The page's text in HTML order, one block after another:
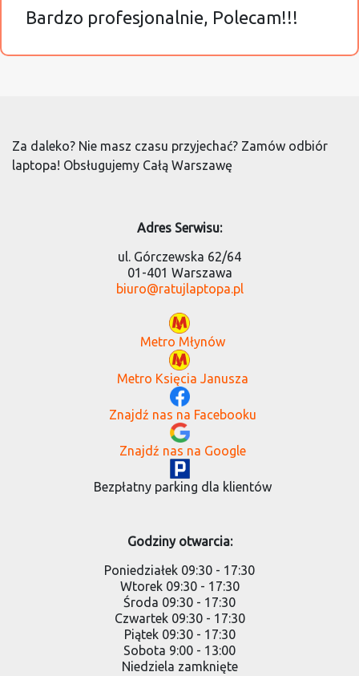
Bardzo profesjonalnie, Polecam!!!
Za daleko? Nie masz czasu przyjechać? Zamów odbiór
laptopa! Obsługujemy Całą Warszawę
Adres Serwisu:
ul. Górczewska 62/64
01-401 Warszawa
biuro@ratujlaptopa.pl
Metro Młynów
Metro Księcia Janusza
Znajdź nas na Facebooku
Znajdź nas na Google
Bezpłatny parking dla klientów
Godziny otwarcia:
Poniedziałek 09:30 - 17:30
Wtorek 09:30 - 17:30
Środa 09:30 - 17:30
Czwartek 09:30 - 17:30
Piątek 09:30 - 17:30
Sobota 9:00 - 13:00
Niedziela zamknięte